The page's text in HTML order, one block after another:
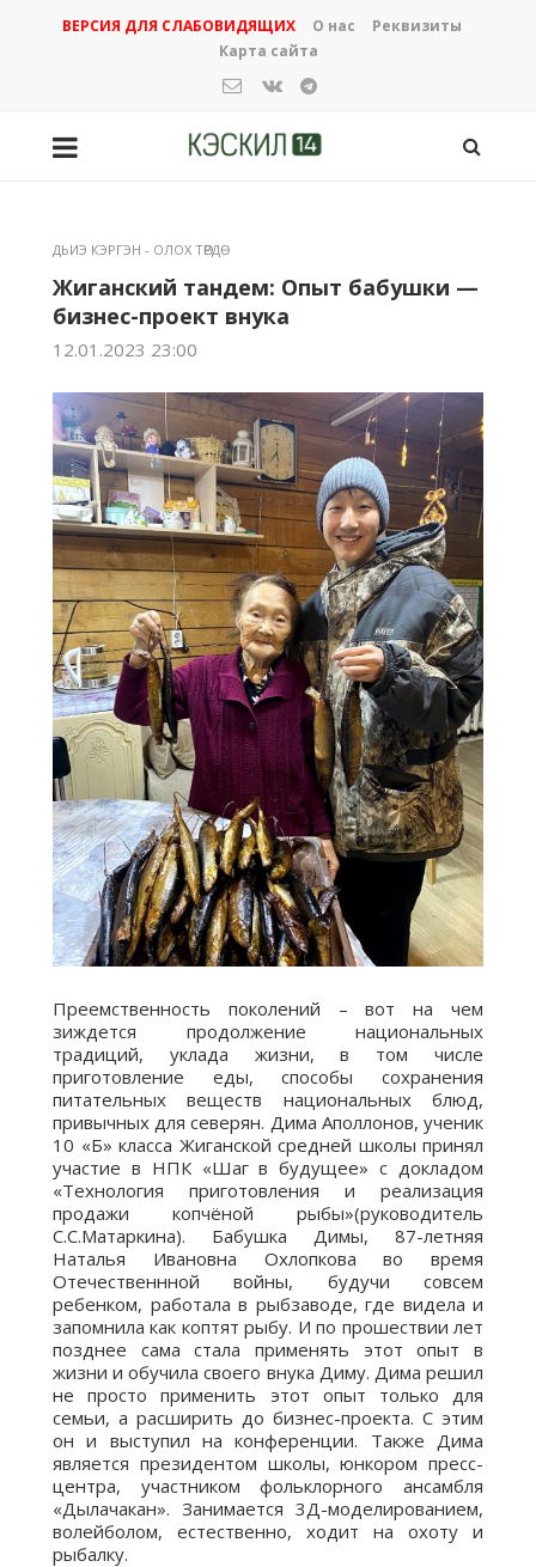
ВЕРСИЯ ДЛЯ СЛАБОВИДЯЩИХ О нас
Реквизиты
Карта сайта
ДЬИЭ КЭРГЭН - ОЛОХ ТӨРДӨ
Жиганский тандем: Опыт бабушки —
бизнес-проект внука
12.01.2023 23:00
Преемственность поколений – вот на чем
зиждется продолжение национальных
традиций, уклада жизни, в том числе
приготовление еды, способы сохранения
питательных веществ национальных блюд,
привычных для северян. Дима Аполлонов, ученик
10 «Б» класса Жиганской средней школы принял
участие в НПК «Шаг в будущее» с докладом
«Технология приготовления и реализация
продажи копчёной рыбы»(руководитель
С.С.Матаркина). Бабушка Димы, 87-летняя
Наталья Ивановна Охлопкова во время
Отечественнной войны, будучи совсем
ребенком, работала в рыбзаводе, где видела и
запомнила как коптят рыбу. И по прошествии лет
позднее сама стала применять этот опыт в
жизни и обучила своего внука Диму. Дима решил
не просто применить этот опыт только для
семьи, а расширить до бизнес-проекта. С этим
он и выступил на конференции. Также Дима
является президентом школы, юнкором пресс-
центра, участником фольклорного ансамбля
«Дылачакан». Занимается 3Д-моделированием,
волейболом, естественно, ходит на охоту и
рыбалку.